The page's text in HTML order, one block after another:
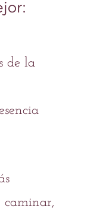
de la
caminar,